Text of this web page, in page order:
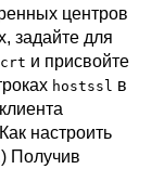
центров
задайте для
и присвойте
hostssl в
настроить
Получив